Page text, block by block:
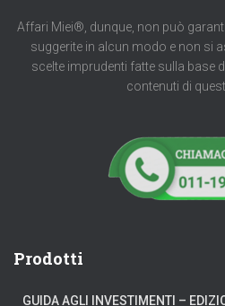
Affari Miei®, dunque, non può
suggerite in alcun modo e non si
scelte imprudenti fatte sulla base
contenuti di
Prodotti
GUIDA AGLI INVESTIMENTI –